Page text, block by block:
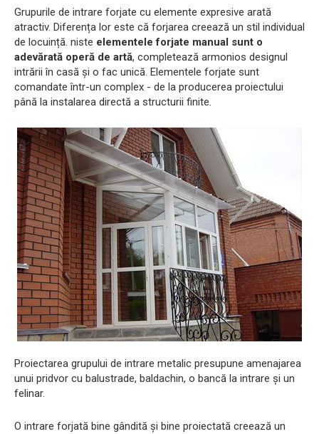
Grupurile de intrare forjate cu elemente expresive arată
atractiv. Diferența lor este că forjarea creează un stil individual
de locuință. niste elementele forjate manual sunt o
adevărată operă de artă, completează armonios designul
intrării în casă și o fac unică. Elementele forjate sunt
comandate într-un complex - de la producerea proiectului
până la instalarea directă a structurii finite.
Proiectarea grupului de intrare metalic presupune amenajarea
unui pridvor cu balustrade, baldachin, o bancă la intrare și un
felinar.
O intrare forjată bine gândită și bine proiectată creează un